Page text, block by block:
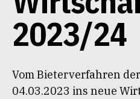
2023/24
Vom Bieterverfahren
04.03.2023 ins neue